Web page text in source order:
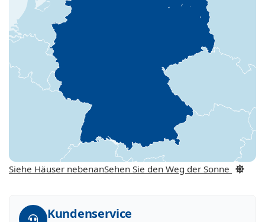
Siehe Häuser nebenanSehen Sie den Weg der Sonne
Kundenservice